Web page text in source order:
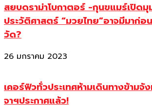
สยบดราม่าโบกาตอร์ -กุนขแมร์เปิด
ประวัติศาสตร์ “มวยไทย”อาจมีมาก่
วัด?
26 มกราคม 2023
เคอร์ฟิวทั่วประเทศห้ามเดินทางข้ามจั
จาฯประกาศแล้ว!